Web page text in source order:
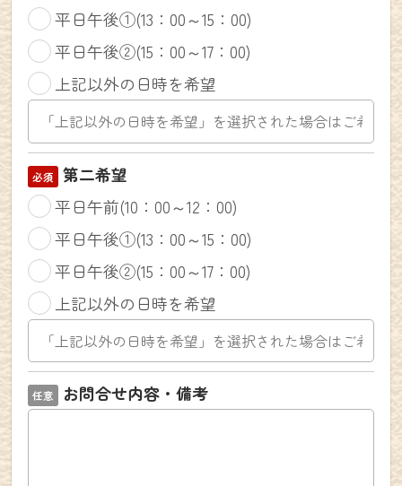
NEWS
仕事を探す
個人・法人向け新規登録
お問合せ(求職者の方用)
お問合せ(法人の方用)
ログイン
close
平日午後①(13：00～15：00)
平日午後②(15：00～17：00)
上記以外の日時を希望
第二希望
平日午前(10：00～12：00)
平日午後①(13：00～15：00)
平日午後②(15：00～17：00)
上記以外の日時を希望
お問合せ内容・備考